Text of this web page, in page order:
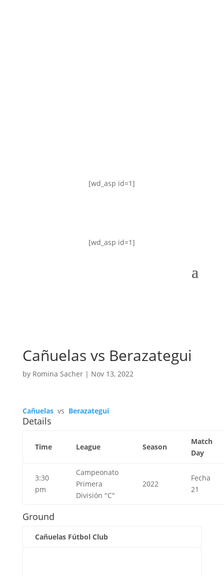
[wd_asp id=1]
[wd_asp id=1]
Cañuelas vs Berazategui
by Romina Sacher| Nov 13, 2022
Cañuelas vs Berazategui
Details
Time League Season
Match
Day
3:30
pm
Campeonato
Primera
División "C"
2022
Fecha
21
Ground
Cañuelas Fútbol Club